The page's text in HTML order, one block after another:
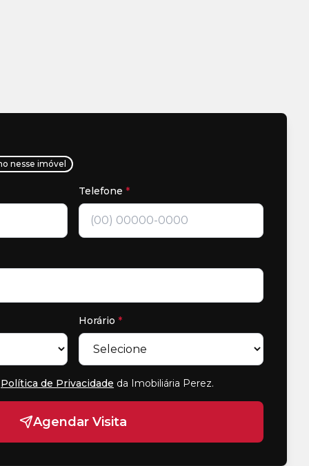
nesse imóvel
Telefone *
Horário *
Política de Privacidade da Imobiliária Perez.
Agendar Visita